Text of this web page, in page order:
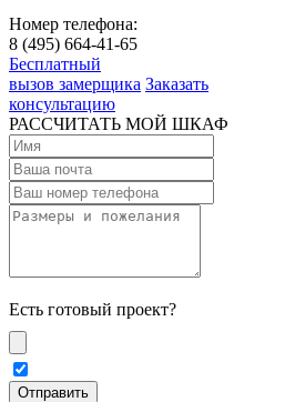
Номер телефона:
8 (495) 664-41-65
Бесплатный
вызов замерщика Заказать
консультацию
РАССЧИТАТЬ МОЙ ШКАФ
Есть готовый проект?